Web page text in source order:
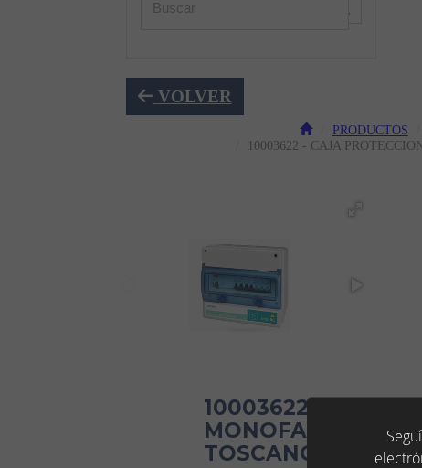
PRODUCTOS
10003622 - CAJA
VOLVER
10003622 - CAJA
MONOFASICO
TOSCANO